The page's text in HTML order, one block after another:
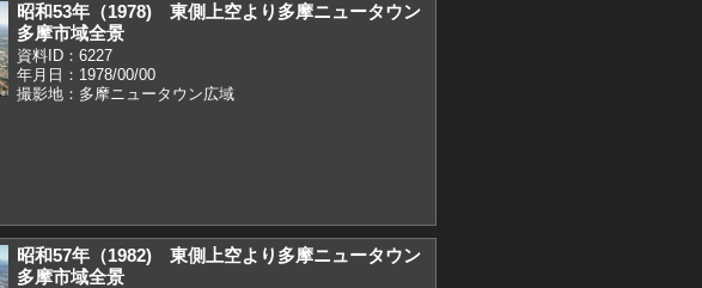
昭和53年（1978) 東側上空より多摩ニュータウン
多摩市域全景
資料ID：6227
年月日：1978/00/00
撮影地：多摩ニュータウン広域
昭和57年（1982) 東側上空より多摩ニュータウン
多摩市域全景